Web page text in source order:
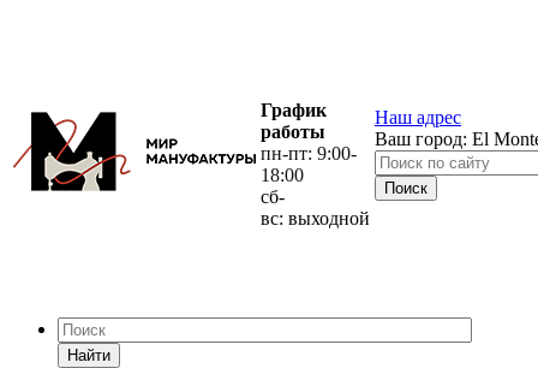
График
работы
пн-пт: 9:00-
18:00
сб-
вс: выходной
Наш адрес
Ваш город: El
Найти